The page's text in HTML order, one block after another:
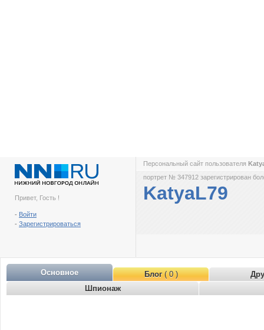
Привет, Гость !
- Войти
- Зарегистрироваться
Персональный сайт пользователя
портрет № 347912 зарегистрирован
KatyaL79
Основное Блог( 0 )
Шпионаж